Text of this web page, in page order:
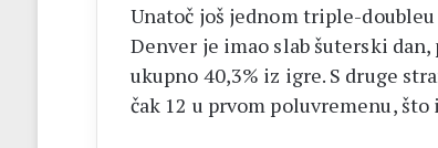
Unatoč još jednom triple-
Denver je imao slab šuterski
ukupno 40,3% iz igre. S druge
čak 12 u prvom poluvremenu,
31.